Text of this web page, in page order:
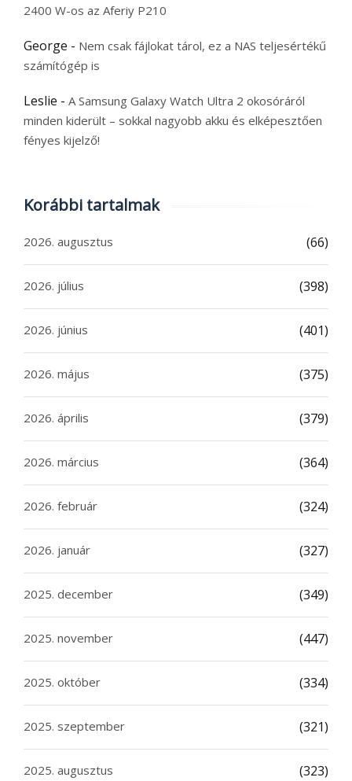
2400 W-os az Aferiy P210
George - Nem csak fájlokat tárol, ez a NAS teljesértékű
számítógép is
Leslie - A Samsung Galaxy Watch Ultra 2 okosóráról
minden kiderült – sokkal nagyobb akku és elképesztően
fényes kijelző!
Korábbi tartalmak
2026. augusztus (66)
2026. július (398)
2026. június (401)
2026. május (375)
2026. április (379)
2026. március (364)
2026. február (324)
2026. január (327)
2025. december (349)
2025. november (447)
2025. október (334)
2025. szeptember (321)
2025. augusztus (323)